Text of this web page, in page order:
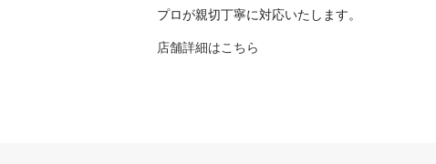
プロが親切丁寧に対応いたします。
店舗詳細はこちら